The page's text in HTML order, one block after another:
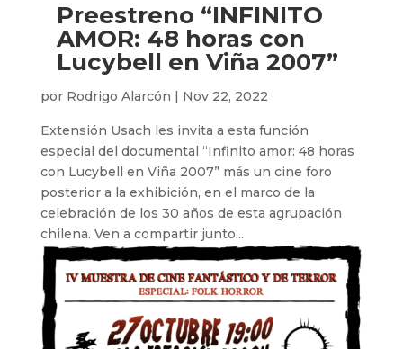
Preestreno “INFINITO
AMOR: 48 horas con
Lucybell en Viña 2007”
por Rodrigo Alarcón Nov 22, 2022
Extensión Usach les invita a esta función
especial del documental “Infinito amor: 48 horas
con Lucybell en Viña 2007” más un cine foro
posterior a la exhibición, en el marco de la
celebración de los 30 años de esta agrupación
chilena. Ven a compartir junto...